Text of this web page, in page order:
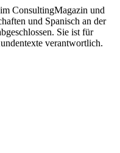
ConsultingMagazin und
und Spanisch an der
Sie ist für
verantwortlich.